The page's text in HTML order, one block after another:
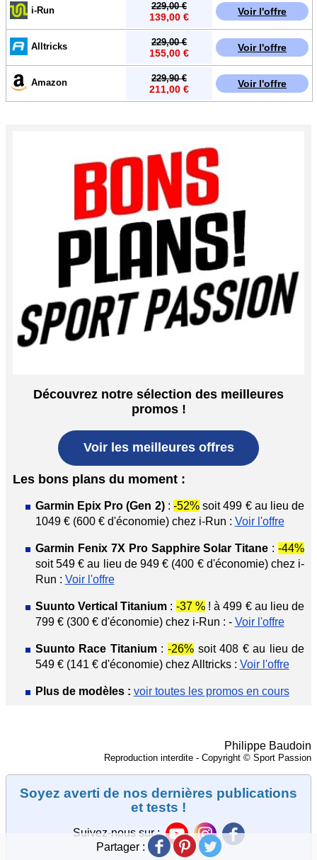
i-Run Voir l'offre
229,00 €
139,00 €
Alltricks Voir l'offre
229,00 €
155,00 €
Amazon Voir l'offre
229,90 €
211,00 €
Découvrez notre sélection des meilleures
promos !
Voir les meilleures offres
Les bons plans du moment :
Garmin Epix Pro (Gen 2): -52% soit 499 € au lieu de
1049 € (600 € d'économie) chez i-Run : Voir l'offre
Garmin Fenix 7X Pro Sapphire Solar Titane :-44%
soit 549 € au lieu de 949 € (400 € d'économie) chez i-
Run : Voir l'offre
Suunto Vertical Titanium : -37 %! à 499 € au lieu de
799 € (300 € d'économie) chez i-Run : - Voir l'offre
Suunto Race Titanium: -26%soit 408 € au lieu de
549 € (141 € d'économie) chez Alltricks : Voir l'offre
Plus de modèles : voir toutes les promos en cours
Philippe Baudoin
Reproduction interdite - Copyright © Sport Passion
Soyez averti de nos dernières publications
et tests !
Suivez-nous sur :
Partager :